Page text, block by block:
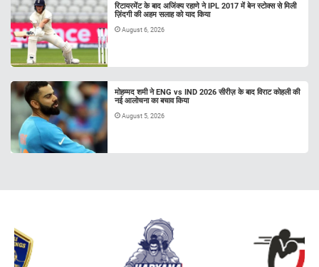
रिटायरमेंट के बाद अजिंक्य रहाणे ने IPL 2017 में बेन स्टोक्स से मिली
ज़िंदगी की अहम सलाह को याद किया
August 6, 2026
मोहम्मद शमी ने ENG vs IND 2026 सीरीज़ के बाद विराट कोहली की
नई आलोचना का बचाव किया
August 5, 2026